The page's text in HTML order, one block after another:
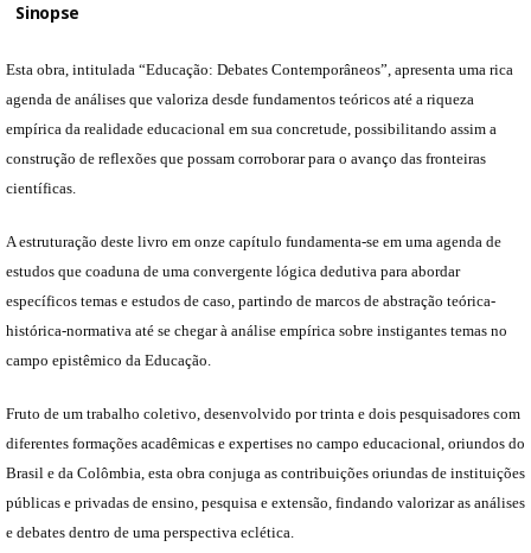
Sinopse
Esta obra, intitulada “Educação: Debates Contemporâneos”, apresenta uma rica
agenda de análises que valoriza desde fundamentos teóricos até a riqueza
empírica da realidade educacional em sua concretude, possibilitando assim a
construção de reflexões que possam corroborar para o avanço das fronteiras
científicas.
A estruturação deste livro em onze capítulo fundamenta-se em uma agenda de
estudos que coaduna de uma convergente lógica dedutiva para abordar
específicos temas e estudos de caso, partindo de marcos de abstração teórica-
histórica-normativa até se chegar à análise empírica sobre instigantes temas no
campo epistêmico da Educação.
Fruto de um trabalho coletivo, desenvolvido por trinta e dois pesquisadores com
diferentes formações acadêmicas e expertises no campo educacional, oriundos do
Brasil e da Colômbia, esta obra conjuga as contribuições oriundas de instituições
públicas e privadas de ensino, pesquisa e extensão, findando valorizar as análises
e debates dentro de uma perspectiva eclética.